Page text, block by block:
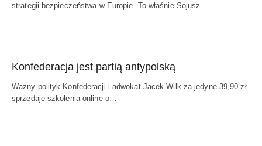
strategii bezpieczeństwa w Europie. To właśnie Sojusz…
Konfederacja jest partią antypolską
Ważny polityk Konfederacji i adwokat Jacek Wilk za jedyne 39,90 zł
sprzedaje szkolenia online o…